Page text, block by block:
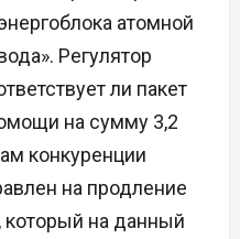
атомной
Регулятор
ли пакет
на сумму 3,2
конкуренции
на продление
который на данный